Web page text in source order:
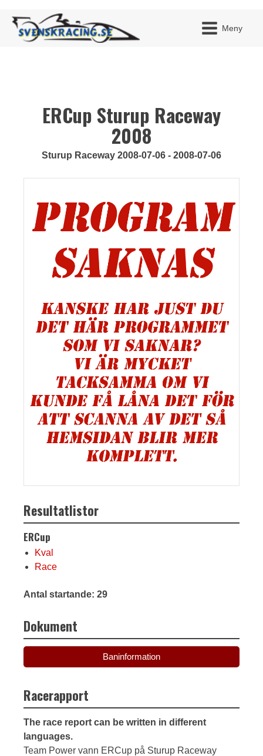
Meny
ERCup Sturup Raceway
2008
Sturup Raceway 2008-07-06 - 2008-07-06
Resultatlistor
ERCup
Kval
Race
Antal startande: 29
Dokument
Baninformation
Racerapport
The race report can be written in different
languages.
Team Power vann ERCup på Sturup Raceway